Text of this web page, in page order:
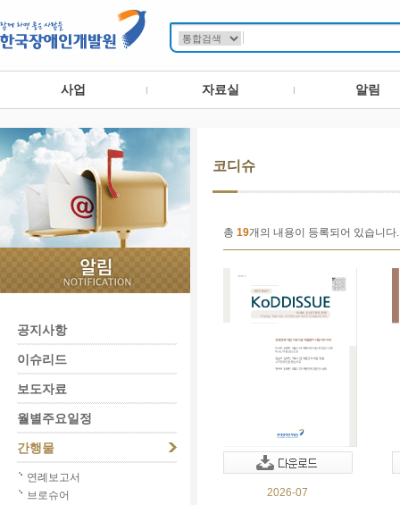
사업 자료실 알림
공지사항
이슈리드
보도자료
월별주요일정
간행물
연례보고서
브로슈어
코디슈
총 19개의 내용이 등록되어 있습니다.
2026-07